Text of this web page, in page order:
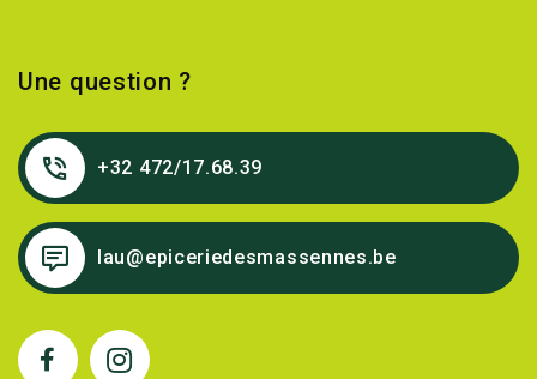
Une question ?
+32 472/17.68.39
lau@epiceriedesmassennes.be